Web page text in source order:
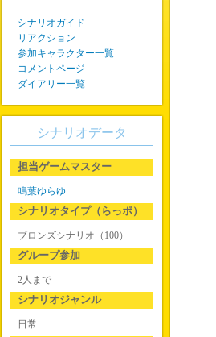
シナリオガイド
リアクション
参加キャラクター一覧
コメントページ
ダイアリー一覧
シナリオデータ
担当ゲームマスター
鳴葉ゆらゆ
シナリオタイプ（らっポ）
ブロンズシナリオ（100）
グループ参加
2人まで
シナリオジャンル
日常